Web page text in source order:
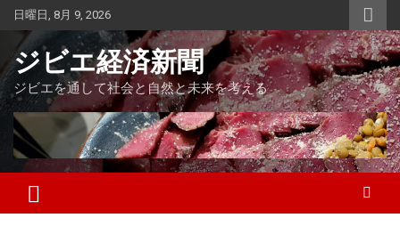
Skip
content
日曜日, 8月 9, 2026
ジビエ経済新聞
ジビエを通して社会と自然と未来を考える